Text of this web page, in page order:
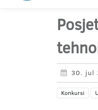
30. jul
Konkursi